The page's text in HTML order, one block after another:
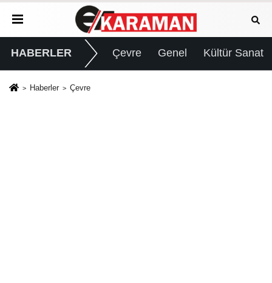
HABERLER Çevre Genel Kültür Sanat
Haberler Çevre